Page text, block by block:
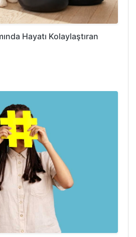
Hayatı Kolaylaştıran